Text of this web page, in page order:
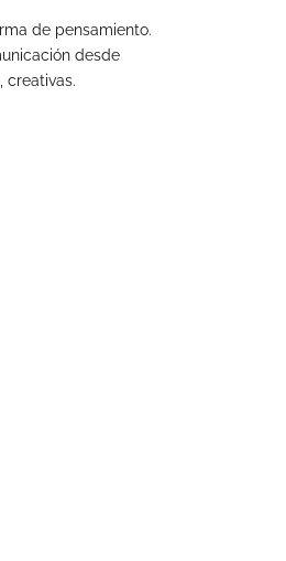
de pensamiento.
desde
creativas.